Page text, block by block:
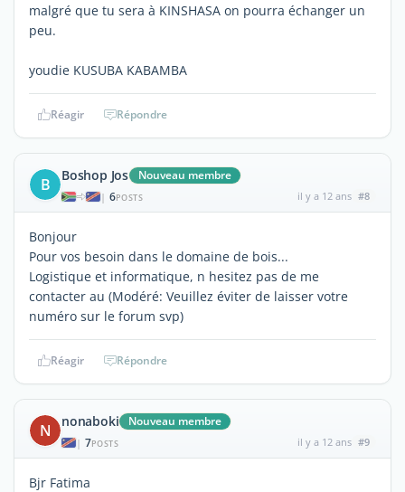
malgré que tu sera à KINSHASA on pourra échanger un
peu.
youdie KUSUBA KABAMBA
Réagir Répondre
B Boshop Jos Nouveau membre
| 6POSTS il y a 12 ans #8
Bonjour
Pour vos besoin dans le domaine de bois...
Logistique et informatique, n hesitez pas de me
contacter au (Modéré: Veuillez éviter de laisser votre
numéro sur le forum svp)
Réagir Répondre
N nonaboki Nouveau membre
| 7POSTS il y a 12 ans #9
Bjr Fatima